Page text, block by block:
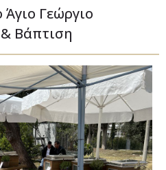
Γεώργιο
Βάπτιση